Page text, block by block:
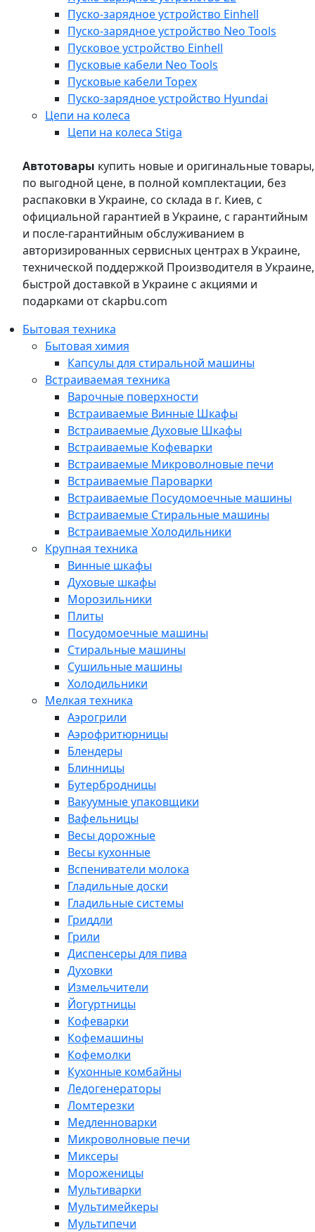
Пуско-зарядное устройство Einhell
Пуско-зарядное устройство Neo Tools
Пусковое устройство Einhell
Пусковые кабели Neo Tools
Пусковые кабели Topex
Пуско-зарядное устройство Hyundai
Цепи на колеса
Цепи на колеса Stiga
Автотовары купить новые и оригинальные товары,
по выгодной цене, в полной комплектации, без
распаковки в Украине, со склада в г. Киев, с
официальной гарантией в Украине, с гарантийным
и после-гарантийным обслуживанием в
авторизированных сервисных центрах в Украине,
технической поддержкой Производителя в Украине,
быстрой доставкой в Украине с акциями и
подарками от ckapbu.com
Бытовая техника
Бытовая химия
Капсулы для стиральной машины
Встраиваемая техника
Варочные поверхности
Встраиваемые Винные Шкафы
Встраиваемые Духовые Шкафы
Встраиваемые Кофеварки
Встраиваемые Микроволновые печи
Встраиваемые Пароварки
Встраиваемые Посудомоечные машины
Встраиваемые Стиральные машины
Встраиваемые Холодильники
Крупная техника
Винные шкафы
Духовые шкафы
Морозильники
Плиты
Посудомоечные машины
Стиральные машины
Сушильные машины
Холодильники
Мелкая техника
Аэрогрили
Аэрофритюрницы
Блендеры
Блинницы
Бутербродницы
Вакуумные упаковщики
Вафельницы
Весы дорожные
Весы кухонные
Вспениватели молока
Гладильные доски
Гладильные системы
Гриддли
Грили
Диспенсеры для пива
Духовки
Измельчители
Йогуртницы
Кофеварки
Кофемашины
Кофемолки
Кухонные комбайны
Ледогенераторы
Ломтерезки
Медленноварки
Микроволновые печи
Миксеры
Мороженицы
Мультиварки
Мультимейкеры
Мультипечи